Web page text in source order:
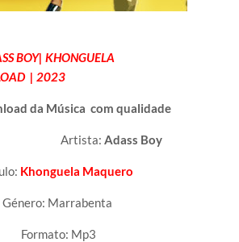
| KHONGUELA
| 2023
da Música com qualidade
Adass Boy
Khonguela Maquero
Género: Marrabenta
Formato: Mp3